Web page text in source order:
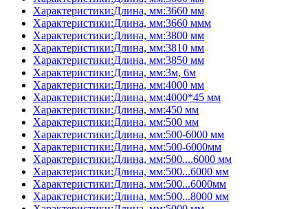
Характеристики:Длина, мм:3660 мм
Характеристики:Длина, мм:3660 ммм
Характеристики:Длина, мм:3800 мм
Характеристики:Длина, мм:3810 мм
Характеристики:Длина, мм:3850 мм
Характеристики:Длина, мм:3м, 6м
Характеристики:Длина, мм:4000 мм
Характеристики:Длина, мм:4000*45 мм
Характеристики:Длина, мм:450 мм
Характеристики:Длина, мм:500 мм
Характеристики:Длина, мм:500-6000 мм
Характеристики:Длина, мм:500-6000мм
Характеристики:Длина, мм:500....6000 мм
Характеристики:Длина, мм:500...6000 мм
Характеристики:Длина, мм:500...6000мм
Характеристики:Длина, мм:500...8000 мм